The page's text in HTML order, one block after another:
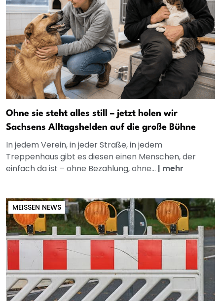
Ohne sie steht alles still – jetzt holen wir
Sachsens Alltagshelden auf die große Bühne
In jedem Verein, in jeder Straße, in jedem
Treppenhaus gibt es diesen einen Menschen, der
einfach da ist – ohne Bezahlung, ohne... | mehr
MEISSEN NEWS